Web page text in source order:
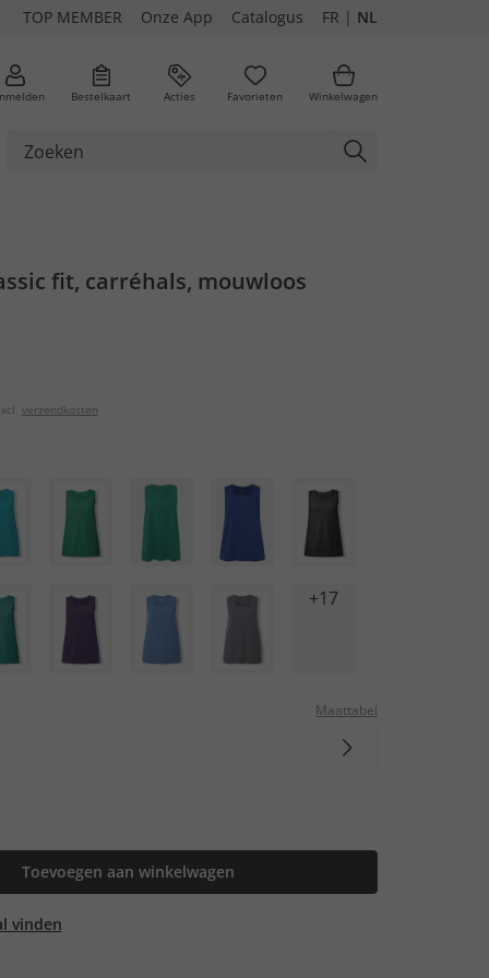
TOP MEMBER Onze App Catalogus FR | NL
Bestelkaart Acties Favorieten Winkelwagen
fit, carréhals, mouwloos
verzendkosten
+17
Maattabel
Toevoegen aan winkelwagen
vinden